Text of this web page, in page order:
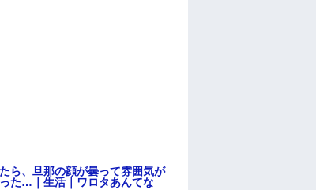
ら、旦那の顔が曇って雰囲気が
った…｜生活｜ワロタあんてな